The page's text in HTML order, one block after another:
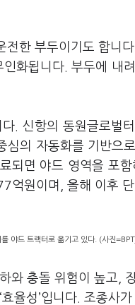
전한 부두이기도 합니
화됩니다. 부두에 내
. 신항의 동원글로벌
의 자동화를 기반으
되면 야드 영역을 포
억원이며, 올해 이후
야드 트랙터로 옮기고 있다. (사진
와 충돌 위험이 높고,
율성’입니다. 조종사